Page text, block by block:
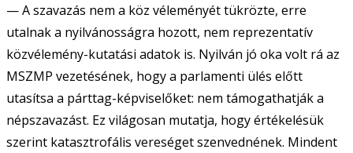
— A szavazás nem a köz véleményét tükrözte, erre
utalnak a nyilvánosságra hozott, nem reprezentatív
közvélemény-kutatási adatok is. Nyilván jó oka volt rá az
MSZMP vezetésének, hogy a parlamenti ülés előtt
utasítsa a párttag-képviselőket: nem támogathatják a
népszavazást. Ez világosan mutatja, hogy értékelésük
szerint katasztrofális vereséget szenvednének. Mindent